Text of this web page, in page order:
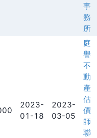
事
務
所
2023-
01-18
2023-
03-05
庭
譽
不
動
產
估
價
師
聯